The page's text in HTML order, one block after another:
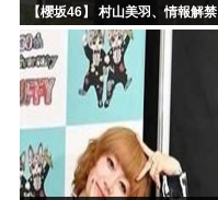
【櫻坂46】 村山美羽、情報解禁